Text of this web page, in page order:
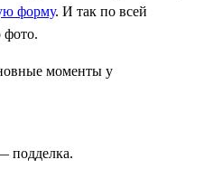
форму. И так по всей
фото.
моменты у
подделка.